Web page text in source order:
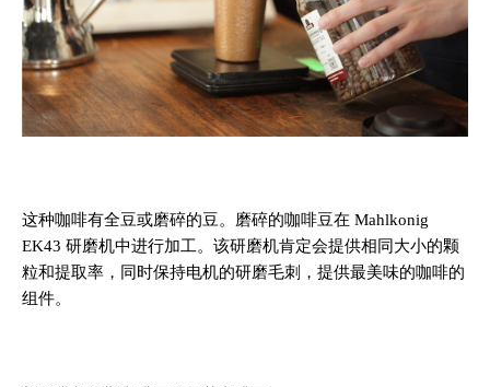
这种咖啡有全豆或磨碎的豆。磨碎的咖啡豆在 Mahlkonig
EK43 研磨机中进行加工。该研磨机肯定会提供相同大小的颗
粒和提取率，同时保持电机的研磨毛刺，提供最美味的咖啡的
组件。